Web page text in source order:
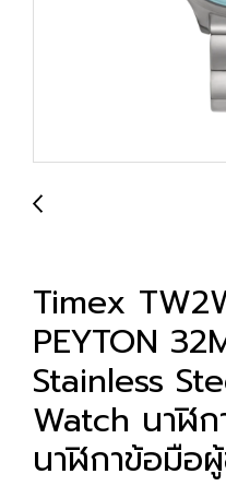
Timex
PEYTON
Stainless
Watch นาฬิ
นาฬิกาข้อมือ